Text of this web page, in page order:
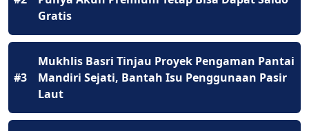
Gratis
#3
Mukhlis Basri Tinjau Proyek Pengaman Pantai
Mandiri Sejati, Bantah Isu Penggunaan Pasir
Laut